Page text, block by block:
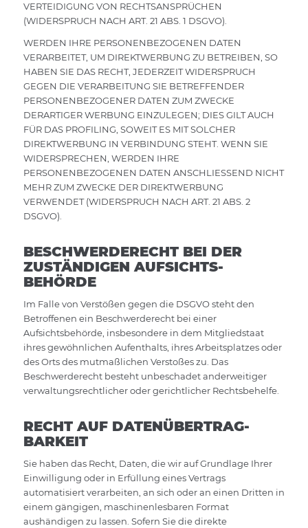
VERTEIDIGUNG VON RECHTSANSPRÜCHEN
(WIDERSPRUCH NACH ART. 21 ABS. 1 DSGVO).
WERDEN IHRE PERSONENBEZOGENEN DATEN
VERARBEITET, UM DIREKTWERBUNG ZU BETREIBEN, SO
HABEN SIE DAS RECHT, JEDERZEIT WIDERSPRUCH
GEGEN DIE VERARBEITUNG SIE BETREFFENDER
PERSONENBEZOGENER DATEN ZUM ZWECKE
DERARTIGER WERBUNG EINZULEGEN; DIES GILT AUCH
FÜR DAS PROFILING, SOWEIT ES MIT SOLCHER
DIREKTWERBUNG IN VERBINDUNG STEHT. WENN SIE
WIDERSPRECHEN, WERDEN IHRE
PERSONENBEZOGENEN DATEN ANSCHLIESSEND NICHT
MEHR ZUM ZWECKE DER DIREKTWERBUNG
VERWENDET (WIDERSPRUCH NACH ART. 21 ABS. 2
DSGVO).
BESCHWERDE­RECHT BEI DER
ZUSTÄNDIGEN AUFSICHTS­
BEHÖRDE
Im Falle von Verstößen gegen die DSGVO steht den
Betroffenen ein Beschwerderecht bei einer
Aufsichtsbehörde, insbesondere in dem Mitgliedstaat
ihres gewöhnlichen Aufenthalts, ihres Arbeitsplatzes oder
des Orts des mutmaßlichen Verstoßes zu. Das
Beschwerderecht besteht unbeschadet anderweitiger
verwaltungsrechtlicher oder gerichtlicher Rechtsbehelfe.
RECHT AUF DATEN­ÜBERTRAG­
BARKEIT
Sie haben das Recht, Daten, die wir auf Grundlage Ihrer
Einwilligung oder in Erfüllung eines Vertrags
automatisiert verarbeiten, an sich oder an einen Dritten in
einem gängigen, maschinenlesbaren Format
aushändigen zu lassen. Sofern Sie die direkte